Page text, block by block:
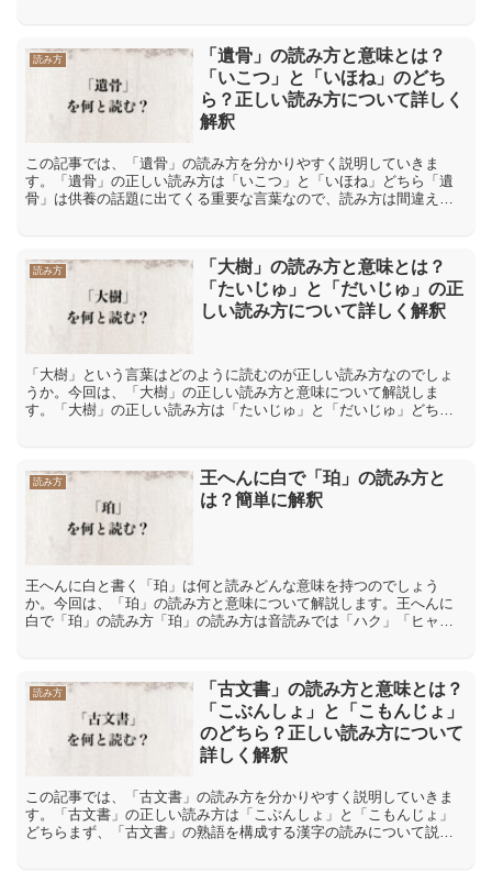
読み方
「遺骨」の読み方と意味とは？
「いこつ」と「いほね」のどち
ら？正しい読み方について詳しく
解釈
この記事では、「遺骨」の読み方を分かりやすく説明していきま
す。「遺骨」の正しい読み方は「いこつ」と「いほね」どちら「遺
骨」は供養の話題に出てくる重要な言葉なので、読み方は間違えた
読み方
「大樹」の読み方と意味とは？
「たいじゅ」と「だいじゅ」の正
しい読み方について詳しく解釈
「大樹」という言葉はどのように読むのが正しい読み方なのでしょ
うか。今回は、「大樹」の正しい読み方と意味について解説しま
す。「大樹」の正しい読み方は「たいじゅ」と「だいじゅ」どちら
読み方
王へんに白で「珀」の読み方と
は？簡単に解釈
王へんに白と書く「珀」は何と読みどんな意味を持つのでしょう
か。今回は、「珀」の読み方と意味について解説します。王へんに
白で「珀」の読み方「珀」の読み方は音読みでは「ハク」「ヒャ
読み方
「古文書」の読み方と意味とは？
「こぶんしょ」と「こもんじょ」
のどちら？正しい読み方について
詳しく解釈
この記事では、「古文書」の読み方を分かりやすく説明していきま
す。「古文書」の正しい読み方は「こぶんしょ」と「こもんじょ」
どちらまず、「古文書」の熟語を構成する漢字の読みについて説明